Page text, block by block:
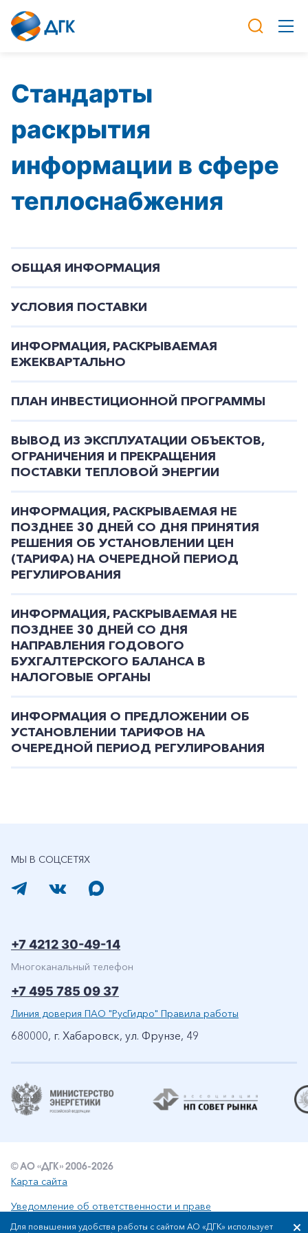
Стандарты
раскрытия
информации в сфере
теплоснабжения
ОБЩАЯ ИНФОРМАЦИЯ
УСЛОВИЯ ПОСТАВКИ
ИНФОРМАЦИЯ, РАСКРЫВАЕМАЯ
ЕЖЕКВАРТАЛЬНО
ПЛАН ИНВЕСТИЦИОННОЙ ПРОГРАММЫ
ВЫВОД ИЗ ЭКСПЛУАТАЦИИ ОБЪЕКТОВ,
ОГРАНИЧЕНИЯ И ПРЕКРАЩЕНИЯ
ПОСТАВКИ ТЕПЛОВОЙ ЭНЕРГИИ
ИНФОРМАЦИЯ, РАСКРЫВАЕМАЯ НЕ
ПОЗДНЕЕ 30 ДНЕЙ СО ДНЯ ПРИНЯТИЯ
РЕШЕНИЯ ОБ УСТАНОВЛЕНИИ ЦЕН
(ТАРИФА) НА ОЧЕРЕДНОЙ ПЕРИОД
РЕГУЛИРОВАНИЯ
ИНФОРМАЦИЯ, РАСКРЫВАЕМАЯ НЕ
ПОЗДНЕЕ 30 ДНЕЙ СО ДНЯ
НАПРАВЛЕНИЯ ГОДОВОГО
БУХГАЛТЕРСКОГО БАЛАНСА В
НАЛОГОВЫЕ ОРГАНЫ
ИНФОРМАЦИЯ О ПРЕДЛОЖЕНИИ ОБ
УСТАНОВЛЕНИИ ТАРИФОВ НА
ОЧЕРЕДНОЙ ПЕРИОД РЕГУЛИРОВАНИЯ
МЫ В СОЦСЕТЯХ
+7 4212 30-49-14
Многоканальный телефон
+7 495 785 09 37
Линия доверия ПАО "РусГидро" Правила работы
680000, г. Хабаровск, ул. Фрунзе, 49
© АО «ДГК» 2006-2026
Карта сайта
Уведомление об ответственности и праве
интеллектуальной собственности
Для повышения удобства работы с сайтом АО «ДГК» использует